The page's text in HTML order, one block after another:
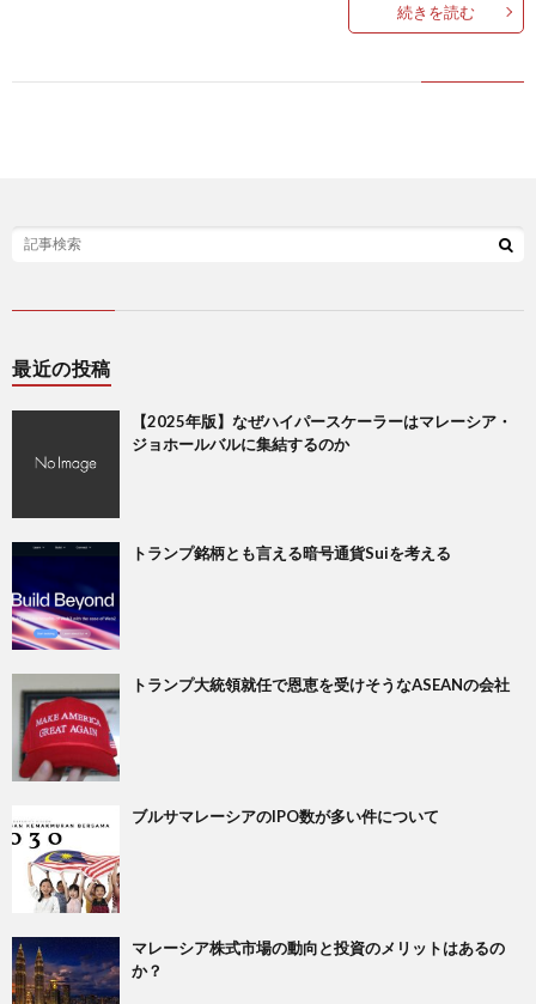
続きを読む
最近の投稿
【2025年版】なぜハイパースケーラーはマレーシア・
ジョホールバルに集結するのか
トランプ銘柄とも言える暗号通貨Suiを考える
トランプ大統領就任で恩恵を受けそうなASEANの会社
ブルサマレーシアのIPO数が多い件について
マレーシア株式市場の動向と投資のメリットはあるの
か？